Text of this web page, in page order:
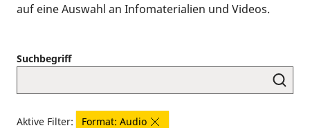
auf eine Auswahl an Infomaterialien und Videos.
Suchbegriff
Aktive Filter:
Format: Audio